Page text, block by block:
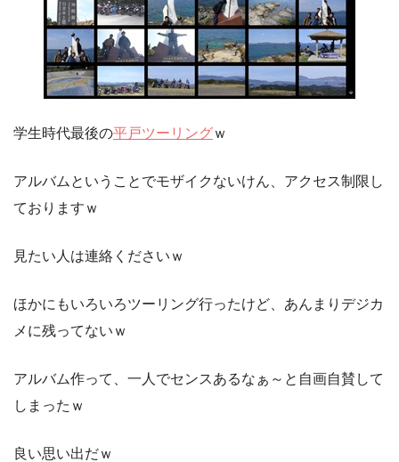
学生時代最後の平戸ツーリングｗ
アルバムということでモザイクないけん、アクセス制限し
ておりますｗ
見たい人は連絡くださいｗ
ほかにもいろいろツーリング行ったけど、あんまりデジカ
メに残ってないｗ
アルバム作って、一人でセンスあるなぁ～と自画自賛して
しまったｗ
良い思い出だｗ